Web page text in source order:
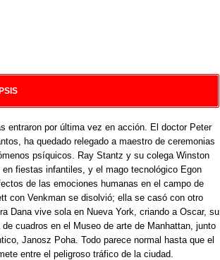
entraron por última vez en acción. El doctor Peter
ha quedado relegado a maestro de ceremonias
psíquicos. Ray Stantz y su colega Winston
fiestas infantiles, y el mago tecnológico Egon
de las emociones humanas en el campo de
con Venkman se disolvió; ella se casó con otro
Dana vive sola en Nueva York, criando a Oscar, su
cuadros en el Museo de arte de Manhattan, junto
Janosz Poha. Todo parece normal hasta que el
entre el peligroso tráfico de la ciudad.